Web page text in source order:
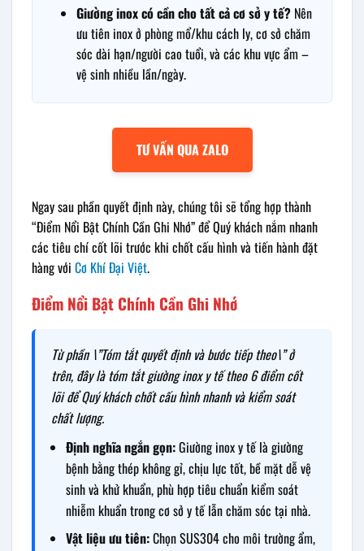
Giường inox có cần cho tất cả cơ sở y tế?Nên
ưu tiên inox ở phòng mổ/khu cách ly, cơ sở chăm
sóc dài hạn/người cao tuổi, và các khu vực ẩm –
vệ sinh nhiều lần/ngày.
TƯ VẤN QUA ZALO
Ngay sau phần quyết định này, chúng tôi sẽ tổng hợp thành
“Điểm Nổi Bật Chính Cần Ghi Nhớ” để Quý khách nắm nhanh
các tiêu chí cốt lõi trước khi chốt cấu hình và tiến hành đặt
hàng với Cơ Khí Đại Việt.
Điểm Nổi Bật Chính Cần Ghi Nhớ
Từ phần \”Tóm tắt quyết định và bước tiếp theo\” ở
trên, đây là tóm tắt giường inox y tế theo 6 điểm cốt
lõi để Quý khách chốt cấu hình nhanh và kiểm soát
chất lượng.
Định nghĩa ngắn gọn:Giường inox y tế là giường
bệnh bằng thép không gỉ, chịu lực tốt, bề mặt dễ vệ
sinh và khử khuẩn, phù hợp tiêu chuẩn kiểm soát
nhiễm khuẩn trong cơ sở y tế lẫn chăm sóc tại nhà.
Vật liệu ưu tiên:Chọn SUS304 cho môi trường ẩm,